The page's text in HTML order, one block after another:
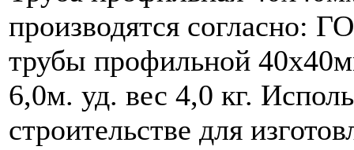
производятся согласно:
трубы профильной
6,0м. уд. вес 4,0 кг.
строительстве для